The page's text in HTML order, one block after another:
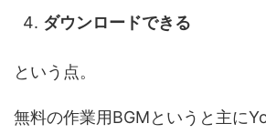
ダウンロードできる
という点。
無料の作業用BGMというと主に